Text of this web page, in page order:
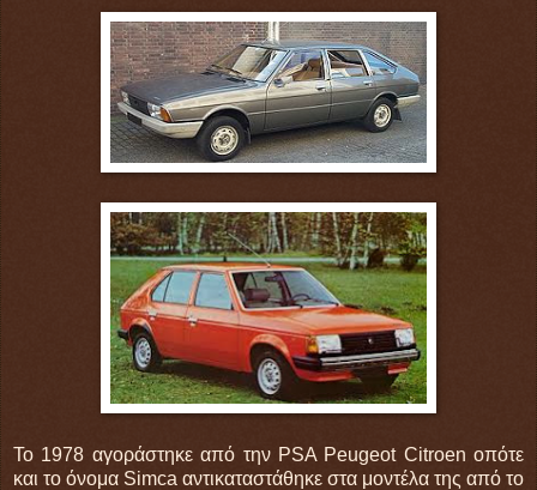
Το 1978 αγοράστηκε από την PSA Peugeot Citroen οπότε
και το όνομα Simca αντικαταστάθηκε στα μοντέλα της από το